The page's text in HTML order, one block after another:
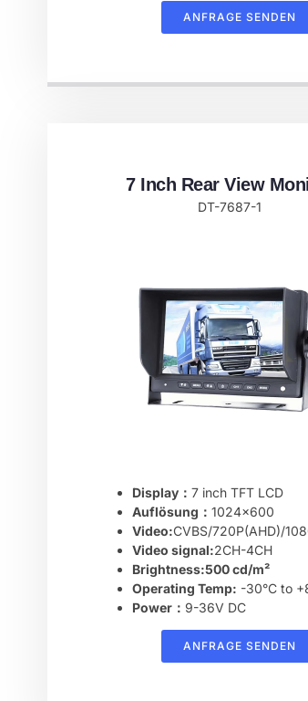
ANFRAGE SENDEN
7 Inch Rear View
DT-7687-1
Display： 7 inch TFT LCD
Auflösung： 1024×600
Video:CVBS/720P(AHD)/
Video signal:2CH-4CH
Brightness:500 cd/m²
Operating Temp: -30°C to
Power： 9-36V DC
ANFRAGE SENDEN